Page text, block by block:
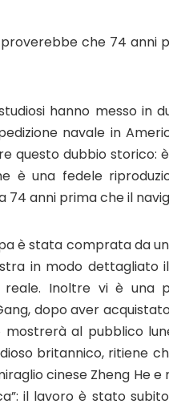
proverebbe che 74 anni
hanno messo in
navale in
questo dubbio storico:
è una fedele
74 anni prima che il
è stata comprata da
in modo
Inoltre vi è una
dopo aver
mostrerà al pubblico
britannico, ritiene
cinese Zheng He e
il lavoro è stato